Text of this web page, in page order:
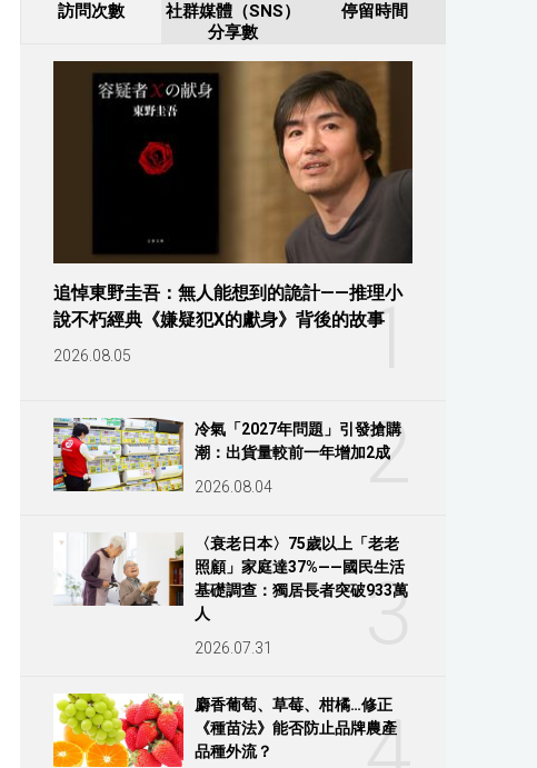
訪問次數
社群媒體（SNS）
分享數
停留時間
1
追悼東野圭吾：無人能想到的詭計——推理小
說不朽經典《嫌疑犯X的獻身》背後的故事
2026.08.05
2
冷氣「2027年問題」引發搶購
潮：出貨量較前一年增加2成
2026.08.04
3
〈衰老日本〉75歲以上「老老
照顧」家庭達37%——國民生活
基礎調查：獨居長者突破933萬
人
2026.07.31
麝香葡萄、草莓、柑橘…修正
《種苗法》能否防止品牌農產
品種外流？